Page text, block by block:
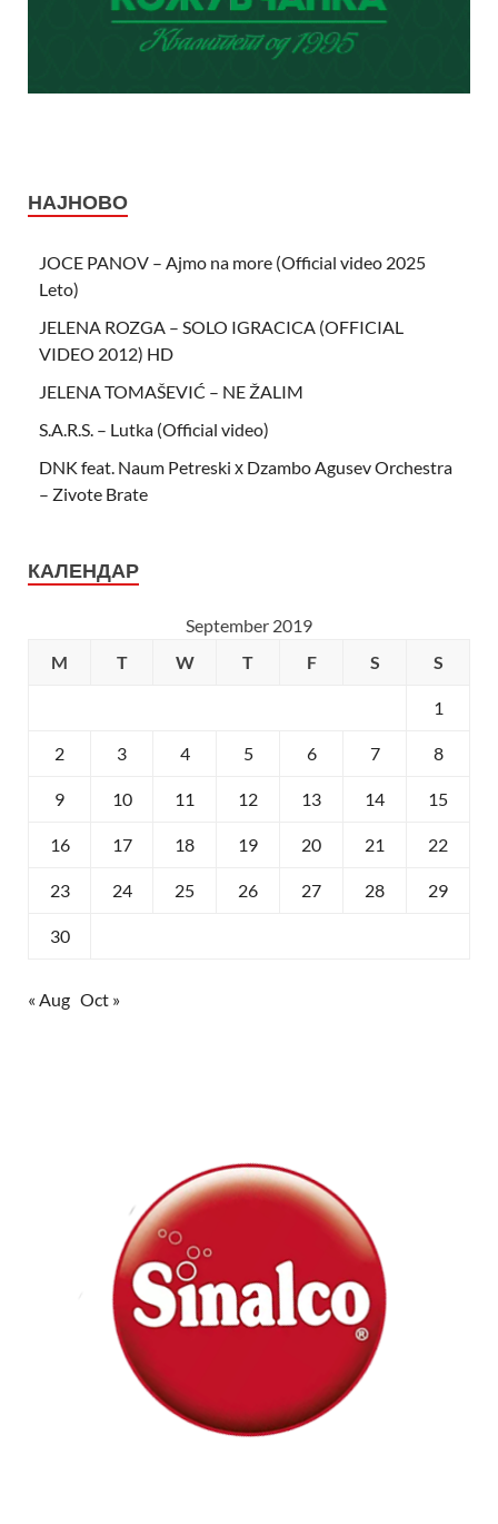
НАЈНОВО
JOCE PANOV – Ajmo na more (Official video 2025
Leto)
JELENA ROZGA – SOLO IGRACICA (OFFICIAL
VIDEO 2012) HD
JELENA TOMAŠEVIĆ – NE ŽALIM
S.A.R.S. – Lutka (Official video)
DNK feat. Naum Petreski х Dzambo Agusev Orchestra
– Zivote Brate
КАЛЕНДАР
September 2019
M
T W T F S S
1
2 3 4 5 6 7 8
9 10 11 12 13 14 15
16 17 18 19 20 21 22
23 24 25 26 27 28 29
30
« Aug Oct »